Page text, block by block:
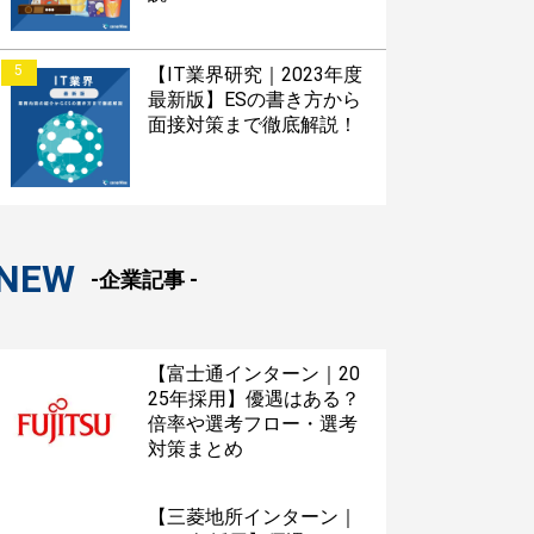
5
【IT業界研究｜2023年度
最新版】ESの書き方から
面接対策まで徹底解説！
-企業記事 -
【富士通インターン｜20
25年採用】優遇はある？
倍率や選考フロー・選考
対策まとめ
【三菱地所インターン｜